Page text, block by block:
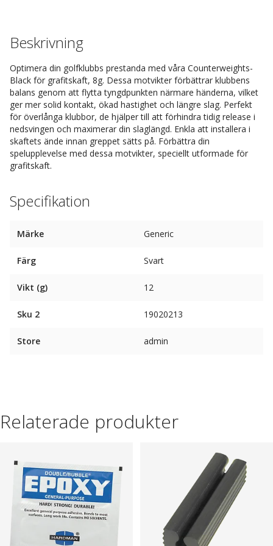
Beskrivning
Optimera din golfklubbs prestanda med våra Counterweights-
Black för grafitskaft, 8g. Dessa motvikter förbättrar klubbens
balans genom att flytta tyngdpunkten närmare händerna, vilket
ger mer solid kontakt, ökad hastighet och längre slag. Perfekt
för överlånga klubbor, de hjälper till att förhindra tidig release i
nedsvingen och maximerar din slaglängd. Enkla att installera i
skaftets ände innan greppet sätts på. Förbättra din
spelupplevelse med dessa motvikter, speciellt utformade för
grafitskaft.
Specifikation
Märke Generic
Färg Svart
Vikt (g) 12
Sku 2 19020213
Store admin
Relaterade produkter